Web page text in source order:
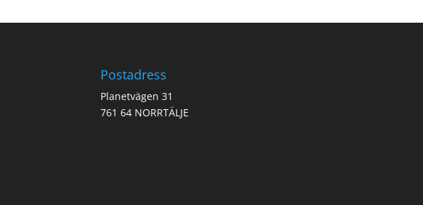
Postadress
Planetvägen 31
761 64 NORRTÄLJE